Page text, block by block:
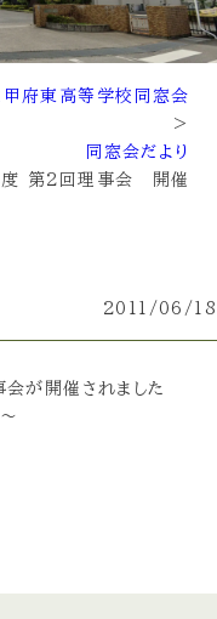
甲府東高等学校同窓会
>
同窓会だより
第2回理事会 開催
2011/06/18
が開催されました